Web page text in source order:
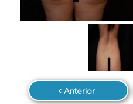
Anterior